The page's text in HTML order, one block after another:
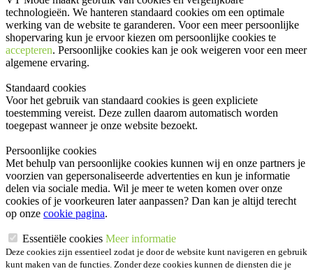
technologieën. We hanteren standaard cookies om een optimale
werking van de website te garanderen. Voor een meer persoonlijke
shopervaring kun je ervoor kiezen om persoonlijke cookies te
accepteren. Persoonlijke cookies kan je ook weigeren voor een meer
algemene ervaring.
Standaard cookies
Voor het gebruik van standaard cookies is geen expliciete
toestemming vereist. Deze zullen daarom automatisch worden
toegepast wanneer je onze website bezoekt.
Persoonlijke cookies
Met behulp van persoonlijke cookies kunnen wij en onze partners je
voorzien van gepersonaliseerde advertenties en kun je informatie
delen via sociale media. Wil je meer te weten komen over onze
cookies of je voorkeuren later aanpassen? Dan kan je altijd terecht
op onze cookie pagina.
Essentiële cookies Meer informatie
Deze cookies zijn essentieel zodat je door de website kunt navigeren en gebruik
kunt maken van de functies. Zonder deze cookies kunnen de diensten die je